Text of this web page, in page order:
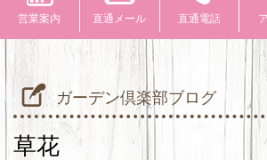
営業案内 直通メール 直通電話
ガーデン倶楽部ブログ
草花